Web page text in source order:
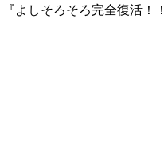
よしそろそろ完全復活